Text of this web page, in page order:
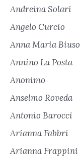
Andreina Solari
Angelo Curcio
Anna Maria Biuso
Annino La Posta
Anonimo
Anselmo Roveda
Antonio Barocci
Arianna Fabbri
Arianna Frappini